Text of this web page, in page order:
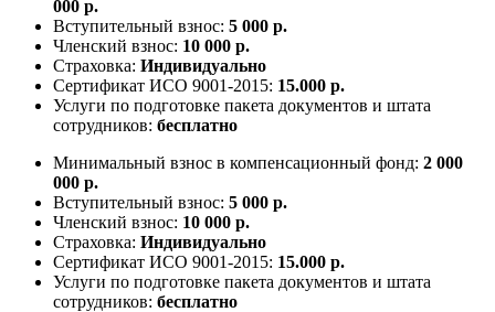
000 р.
Вступительный взнос: 5 000 р.
Членский взнос: 10 000 р.
Страховка: Индивидуально
Сертификат ИСО 9001-2015: 15.000 р.
Услуги по подготовке пакета документов и штата
сотрудников: бесплатно
Минимальный взнос в компенсационный фонд: 2 000
000 р.
Вступительный взнос: 5 000 р.
Членский взнос: 10 000 р.
Страховка: Индивидуально
Сертификат ИСО 9001-2015: 15.000 р.
Услуги по подготовке пакета документов и штата
сотрудников: бесплатно